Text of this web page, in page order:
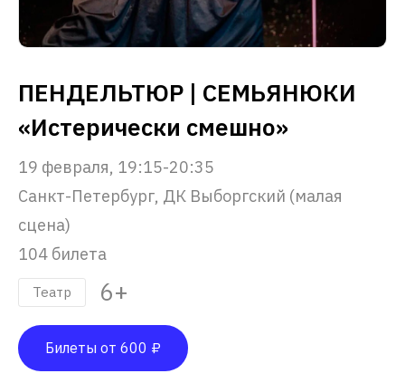
ПЕНДЕЛЬТЮР | СЕМЬЯНЮКИ
«Истерически смешно»
19 февраля, 19:15-20:35
Санкт-Петербург, ДК Выборгский (малая
сцена)
104 билета
Театр 6+
Билеты от 600 ₽